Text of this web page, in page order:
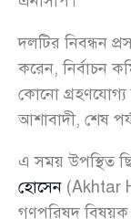
দলটির নিবন্ধন
করেন, নির্বাচন
কোনো গ্রহণযোগ্য
আশাবাদী, শেষ
এ সময় উপস্থিত
হোসেন (Akhtar
গণপরিষদ বিষয়ক